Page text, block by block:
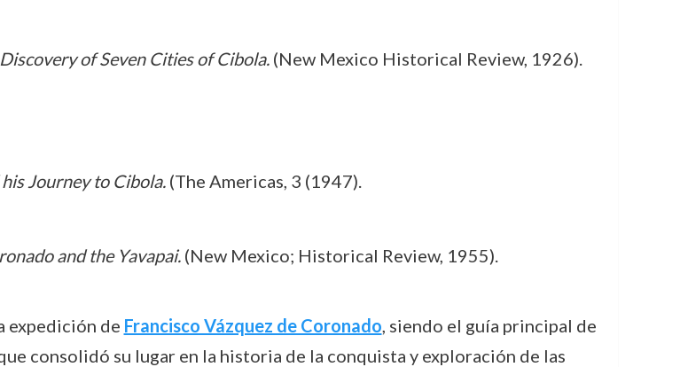
of Seven Cities of Cibola.(New Mexico Historical Review, 1926).
Journey to Cibola.(The Americas, 3 (1947).
and the Yavapai.(New Mexico; Historical Review, 1955).
expedición de Francisco Vázquez de Coronado, siendo el guía principal de
consolidó su lugar en la historia de la conquista y exploración de las